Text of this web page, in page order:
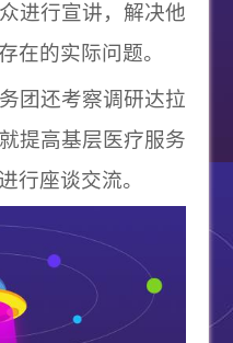
进行宣讲，解决他
在的实际问题。
团还考察调研达拉
提高基层医疗服务
行座谈交流。